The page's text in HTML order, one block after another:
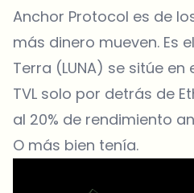
Anchor Protocol es de
más dinero mueven. Es
Terra (LUNA) se sitúe
TVL solo por detrás de
al 20% de rendimiento
O más bien tenía.